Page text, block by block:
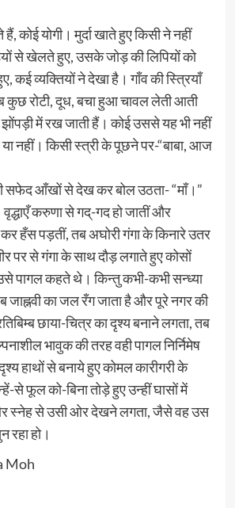
कोई योगी। मुर्दा खाते हुए किसी ने नहीं
से खेलते हुए, उसके जोड़ की लिपियों को
कई व्यक्तियों ने देखा है। गाँव की स्त्रियाँ
कुछ रोटी, दूध, बचा हुआ चावल लेती आती
में रख जाती हैं। कोई उससे यह भी नहीं
नहीं। किसी स्त्री के पूछने पर-“बाबा, आज
सफेद आँखों से देख कर बोल उठता- “माँ।”
करुणा से गद्-गद हो जातीं और
हँस पड़तीं, तब अघोरी गंगा के किनारे उतर
पर से गंगा के साथ दौड़ लगाते हुए कोसों
पागल कहते थे। किन्तु कभी-कभी सन्ध्या
का जल रँग जाता है और पूरे नगर की
छाया-चित्र का दृश्य बनाने लगता, तब
भावुक की तरह वही पागल निर्निमेष
हाथों से बनाये हुए कोमल कारीगरी के
से फूल को-बिना तोड़े हुए उन्हीं घासों में
स्नेह से उसी ओर देखने लगता, जैसे वह उस
हो।
Moh